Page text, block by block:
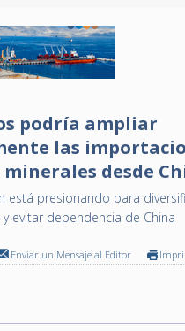
podría ampliar
las
desde
está presionando para
evitar dependencia de China
Enviar un Mensaje al Editor